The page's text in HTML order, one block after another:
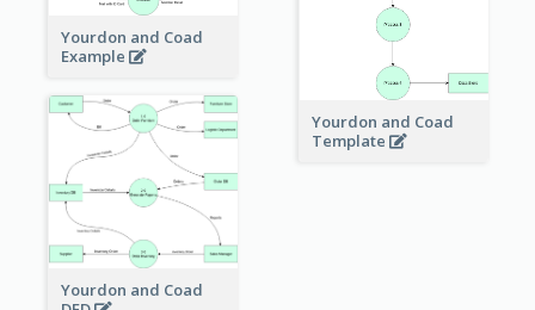
Yourdon and Coad
Example
Yourdon and Coad
Template
Yourdon and Coad